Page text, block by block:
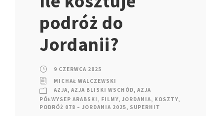
podróż do
Jordanii?
9 CZERWCA 2025
MICHAŁ WALCZEWSKI
AZJA, AZJA BLISKI WSCHÓD, AZJA
PÓŁWYSEP ARABSKI , FILMY, JORDANIA, KOSZTY,
PODRÓŻ 078 – JORDANIA 2025, SUPERHIT